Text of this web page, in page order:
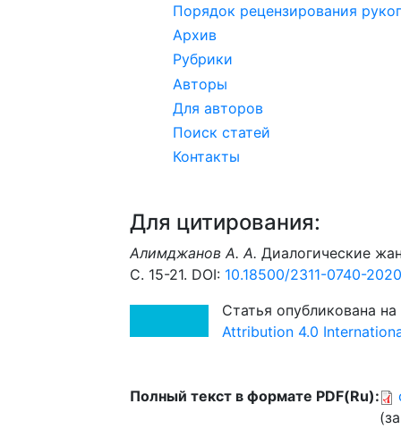
Порядок рецензирования
Архив
Рубрики
Авторы
Для авторов
Поиск статей
Контакты
Для цитирования:
Алимджанов А. А. Диалогические
С. 15-21. DOI: 10.18500/2311-0740-
Статья опубликована
Attribution 4.0
Полный текст в формате PDF(Ru):